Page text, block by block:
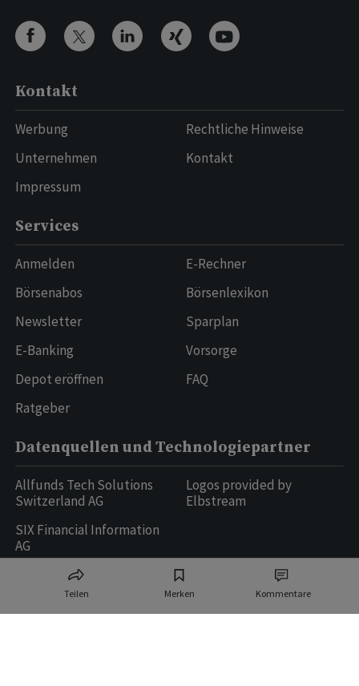
Teilen Merken Kommentare
Kontakt
Werbung
Unternehmen
Impressum
Rechtliche Hinweise
Kontakt
Services
Anmelden
Börsenabos
Newsletter
E-Banking
Depot eröffnen
Ratgeber
E-Rechner
Börsenlexikon
Sparplan
Vorsorge
FAQ
Datenquellen und Technologiepartner
Allfunds Tech Solutions
Switzerland AG
SIX Financial Information
AG
Logos provided by
Elbstream